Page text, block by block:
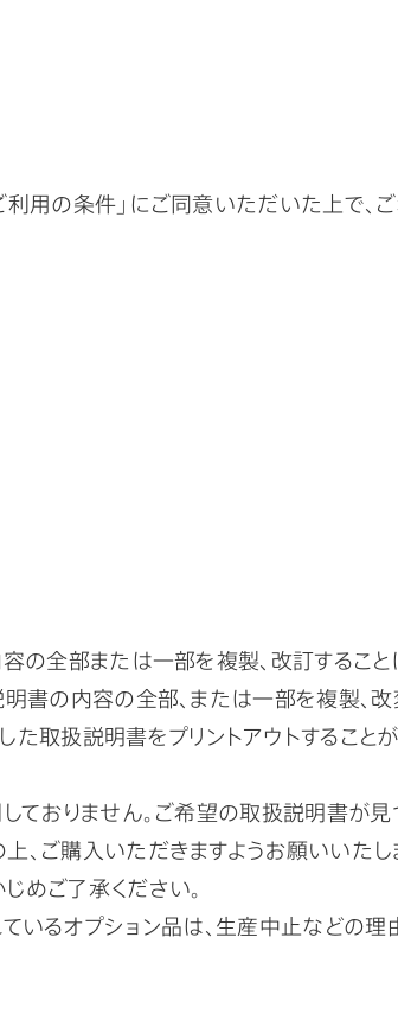
用の条件」にご同意いただいた上で、ご
全部または一部を複製、改訂すること
の内容の全部、または一部を複製、改
取扱説明書をプリントアウトすること
おりません。ご希望の取扱説明書が
ご購入いただきますようお願いいた
めご了承ください。
るオプション品は、生産中止などの